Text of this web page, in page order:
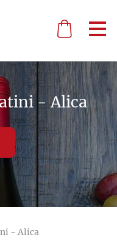
- Alica
- Alica